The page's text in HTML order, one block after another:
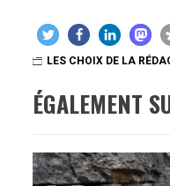
LES CHOIX DE LA
ÉGALEMENT